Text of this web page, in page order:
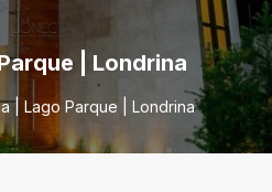
| Londrina
| Lago Parque | Londrina